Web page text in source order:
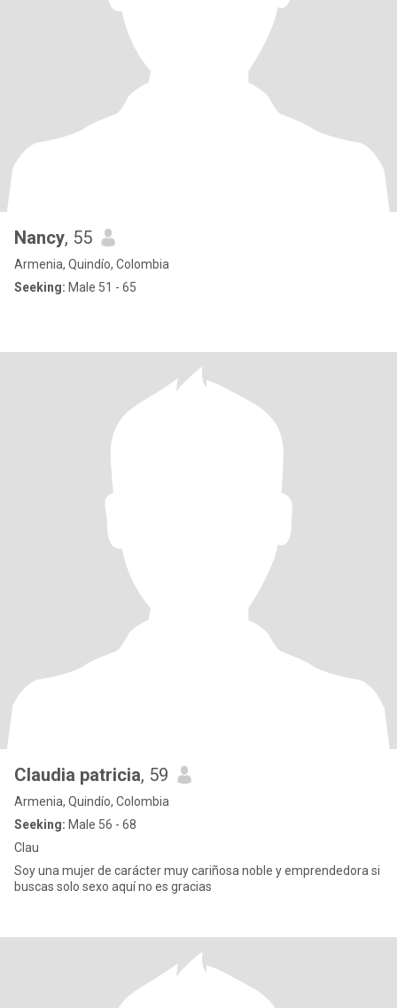
Nancy, 55
Armenia, Quindío, Colombia
Seeking: Male 51 - 65
Claudia patricia, 59
Armenia, Quindío, Colombia
Seeking: Male 56 - 68
Clau
Soy una mujer de carácter muy cariñosa noble y emprendedora si
buscas solo sexo aquí no es gracias